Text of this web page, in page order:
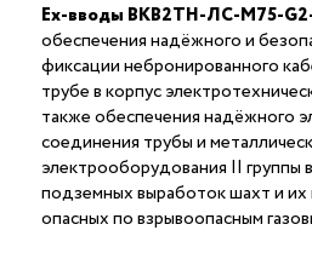
Ex-вводы ВКВ2ТН-ЛС-М75-
обеспечения надёжного и
фиксации небронированного
трубе в корпус
также обеспечения надёжного
соединения трубы и
электрооборудования II группы
подземных выработок шахт и
опасных по взрывоопасным